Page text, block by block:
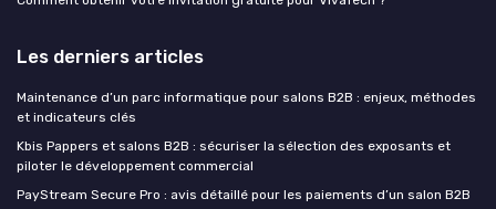
Les derniers articles
Maintenance d’un parc informatique pour salons B2B : enjeux, méthodes
et indicateurs clés
Kbis Pappers et salons B2B : sécuriser la sélection des exposants et
piloter le développement commercial
PayStream Secure Pro : avis détaillé pour les paiements d’un salon B2B
Ce site utilise des cookies et vous donne le contrôle sur ceux que